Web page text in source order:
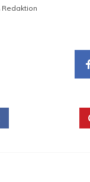
Redaktion